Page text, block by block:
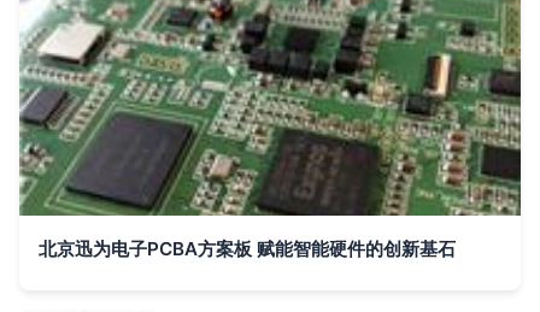
北京迅为电子PCBA方案板 赋能智能硬件的创新基石